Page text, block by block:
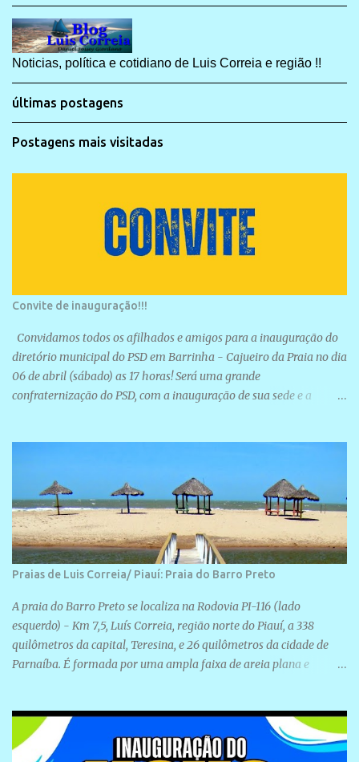
Noticias, política e cotidiano de Luis Correia e região !!
últimas postagens
Postagens mais visitadas
Convite de inauguração!!!
Convidamos todos os afilhados e amigos para a inauguração do
diretório municipal do PSD em Barrinha - Cajueiro da Praia no dia
06 de abril (sábado) as 17 horas! Será uma grande
confraternização do PSD, com a inauguração de sua sede e a
Praias de Luis Correia/ Piauí: Praia do Barro Preto
A praia do Barro Preto se localiza na Rodovia PI-116 (lado
esquerdo) - Km 7,5, Luís Correia, região norte do Piauí, a 338
quilômetros da capital, Teresina, e 26 quilômetros da cidade de
Parnaíba. É formada por uma ampla faixa de areia plana e
devido ao extensivo molhe de pedras que não chegam a 2 metros
de altura, não apresentando dunas em seu espaço geográfico. Não